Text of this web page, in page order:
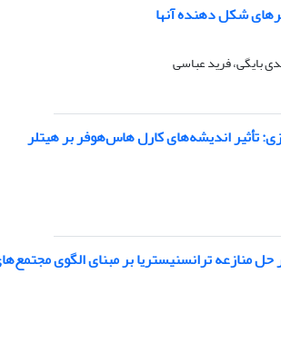
شکل دهنده آنها
بایگی، فرید عباسی
تأثیر اندیشه‌های کارل هاس‌هوفر بر هیتلر
حل منازعه ترانسنیستریا بر مبنای الگوی